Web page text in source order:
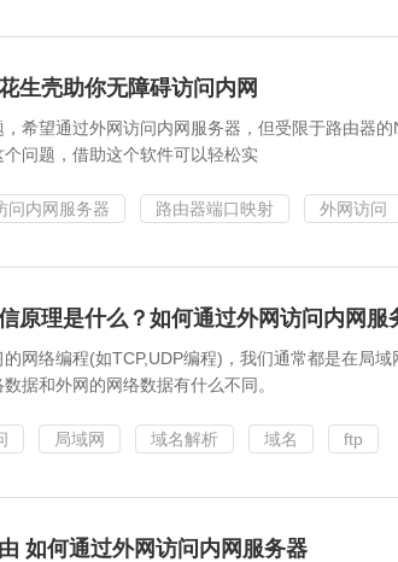
生壳助你无障碍访问内网
希望通过外网访问内网服务器，但受限于路由器的
问题，借助这个软件可以轻松实
问内网服务器 路由器端口映射 外网访问
原理是什么？如何通过外网访问内网服
网络编程(如TCP,UDP编程)，我们通常都是在局
据和外网的网络数据有什么不同。
局域网 域名解析 域名 ftp
如何通过外网访问内网服务器